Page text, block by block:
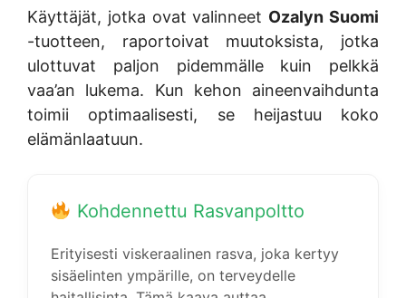
Käyttäjät, jotka ovat valinneet Ozalyn Suomi
-tuotteen, raportoivat muutoksista, jotka
ulottuvat paljon pidemmälle kuin pelkkä
vaa’an lukema. Kun kehon aineenvaihdunta
toimii optimaalisesti, se heijastuu koko
elämänlaatuun.
Kohdennettu Rasvanpoltto
Erityisesti viskeraalinen rasva, joka kertyy
sisäelinten ympärille, on terveydelle